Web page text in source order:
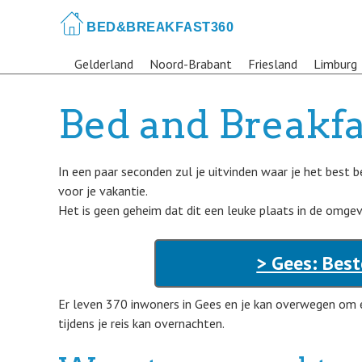
Gelderland Noord-Brabant Friesland Limburg
Bed and
In een paar seconden zul je uitvinden waar je het best
voor je vakantie.
Het is geen geheim dat dit een leuke plaats in de
> Gees:
Er leven 370 inwoners in Gees en je kan overwegen
tijdens je reis kan overnachten.